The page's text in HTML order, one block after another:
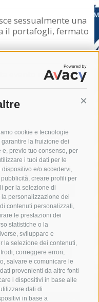
cookie e tecnologie
la fruizione dei
previo tuo consenso, per
i tuoi dati per le
e/o accedervi,
creare profili per
per la selezione di
personalizzazione dei
contenuti personalizzati,
le prestazioni dei
statistiche o la
sviluppare e
la selezione dei contenuti,
correggere errori,
salvare e comunicare le
provenienti da altre fonti
i dispositivi in base alle
dati di
in base a
sessualmente una
il portafogli, fermato
evento nel ricordo
arresto
capri
carabinieri
elezioni
costiera
incidente
massa lubrense
ordinanza
polizia municipale